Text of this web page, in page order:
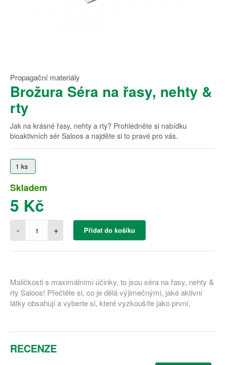
Propagační materiály
Brožura Séra na řasy, nehty &
rty
Jak na krásné řasy, nehty a rty? Prohlédněte si nabídku
bioaktivních sér Saloos a najděte si to pravé pro vás.
1 ks
Skladem
5 Kč
- + Přidat do košíku
Maličkosti s maximálními účinky, to jsou séra na řasy, nehty &
rty Saloos! Přečtěte si, co je dělá výjimečnými, jaké aktivní
látky obsahují a vyberte si, které vyzkoušíte jako první.
RECENZE